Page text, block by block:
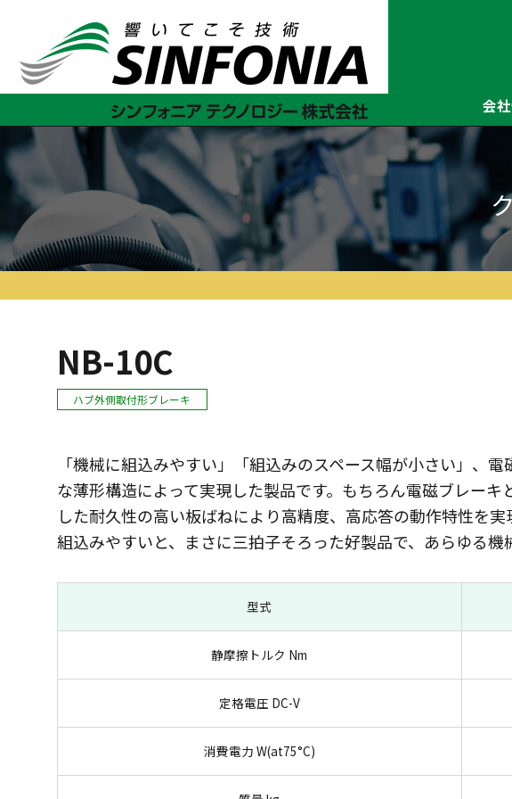
会
クラッチ・ブレーキ 薄形シリーズ NB-C
NB-10C
ハブ外側取付形ブレーキ
「機械に組込みやすい」「組込みのスペース幅が小さい」、
な薄形構造によって実現した製品です。もちろん電磁ブレー
した耐久性の高い板ばねにより高精度、高応答の動作特性を
組込みやすいと、まさに三拍子そろった好製品で、あらゆる機
型式
静摩擦トルク Nm
定格電圧 DC-V
消費電力 W(at75°C)